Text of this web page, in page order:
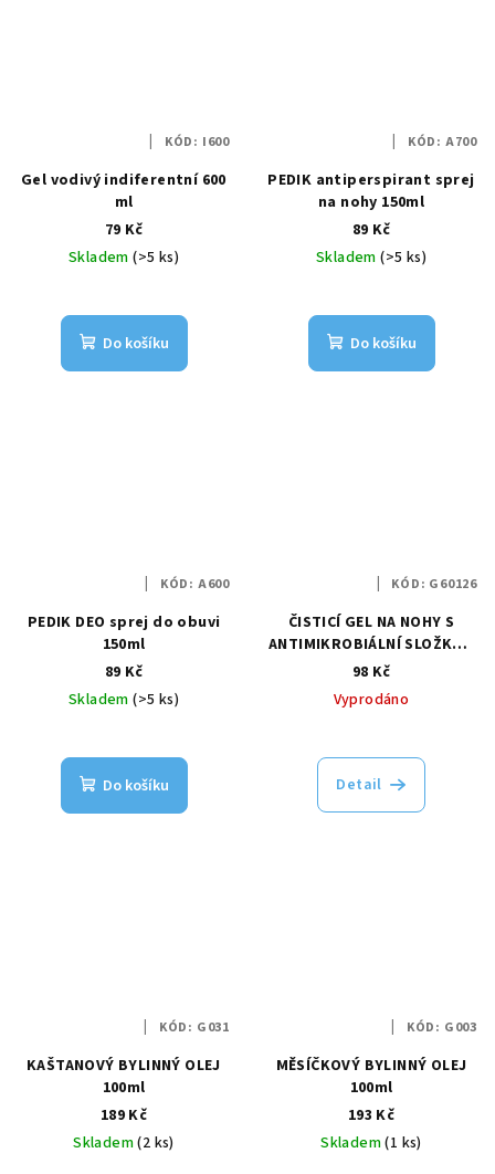
Gel vodivý indiferentní 600
ml
79 Kč
Skladem(>5 ks)
Do košíku
KÓD: I600
PEDIK antiperspirant sprej
na nohy 150ml
89 Kč
Skladem(>5 ks)
Do košíku
KÓD: A700
PEDIK DEO sprej do obuvi
150ml
89 Kč
Skladem(>5 ks)
Do košíku
KÓD: A600
ČISTICÍ GEL NA NOHY S
ANTIMIKROBIÁLNÍ SLOŽKOU
100ml
98 Kč
Vyprodáno
Detail
KÓD: G60126
KAŠTANOVÝ BYLINNÝ OLEJ
100ml
189 Kč
Skladem(2 ks)
KÓD: G031
MĚSÍČKOVÝ BYLINNÝ OLEJ
100ml
193 Kč
Skladem(1 ks)
KÓD: G003